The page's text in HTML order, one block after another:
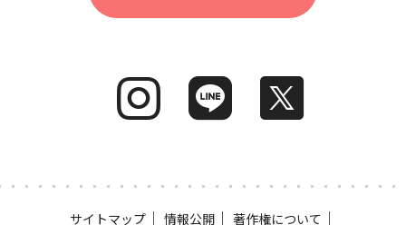
サイトマップ ｜ 情報公開 ｜ 著作権について ｜